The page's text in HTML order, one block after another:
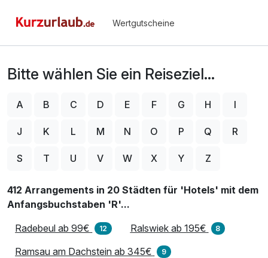
Wertgutscheine
Bitte wählen Sie ein Reiseziel...
A B C D E F G H I
J K L M N O P Q R
S T U V W X Y Z
412 Arrangements in 20 Städten für 'Hotels' mit dem
Anfangsbuchstaben 'R'...
Radebeul ab 99€
12 Ralswiek ab 195€ 8
Ramsau am Dachstein ab 345€ 9